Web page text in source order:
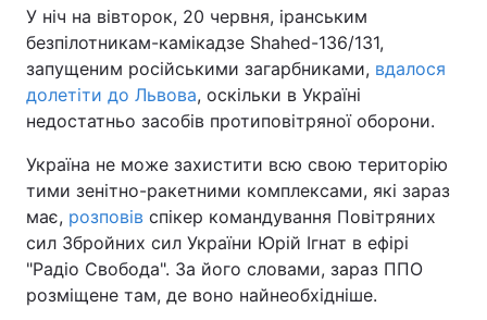
У ніч на вівторок, 20 червня, іранським
безпілотникам-камікадзе Shahed-136/131,
запущеним російськими загарбниками, вдалося
долетіти до Львова, оскільки в Україні
недостатньо засобів протиповітряної оборони.
Україна не може захистити всю свою територію
тими зенітно-ракетними комплексами, які зараз
має, розповів спікер командування Повітряних
сил Збройних сил України Юрій Ігнат в ефірі
"Радіо Свобода". За його словами, зараз ППО
розміщене там, де воно найнеобхідніше.